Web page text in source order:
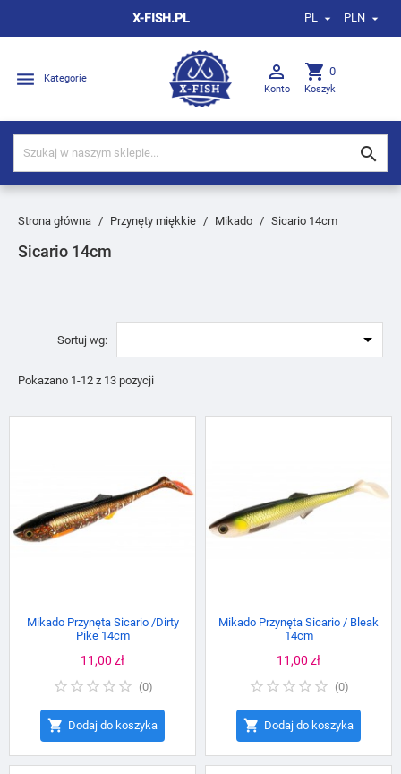
X-FISH.PL PL  PLN 
 Kategorie 
Konto
shopping_cart 0
Koszyk

Strona główna Przynęty miękkie Mikado Sicario 14cm
Sicario 14cm
Sortuj wg: 
Pokazano 1-12 z 13 pozycji
Mikado Przynęta Sicario /Dirty
Pike 14cm
Cena
11,00 zł
(0)
 Dodaj do koszyka
Mikado Przynęta Sicario / Bleak
14cm
Cena
11,00 zł
(0)
 Dodaj do koszyka